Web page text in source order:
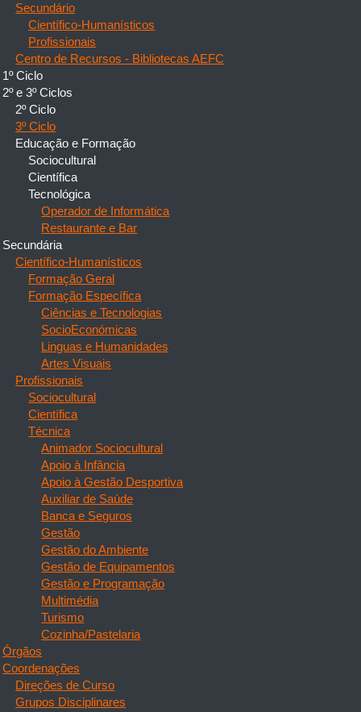
Secundário
Científico-Humanísticos
Profissionais
Centro de Recursos - Bibliotecas AEFC
1º Ciclo
2º e 3º Ciclos
2º Ciclo
3º Ciclo
Educação e Formação
Sociocultural
Científica
Tecnológica
Operador de Informática
Restaurante e Bar
Secundária
Científico-Humanísticos
Formação Geral
Formação Específica
Ciências e Tecnologias
SocioEconómicas
Linguas e Humanidades
Artes Visuais
Profissionais
Sociocultural
Científica
Técnica
Animador Sociocultural
Apoio à Infância
Apoio à Gestão Desportiva
Auxiliar de Saúde
Banca e Seguros
Gestão
Gestão do Ambiente
Gestão de Equipamentos
Gestão e Programação
Multimédia
Turismo
Cozinha/Pastelaria
Órgãos
Coordenações
Direções de Curso
Grupos Disciplinares